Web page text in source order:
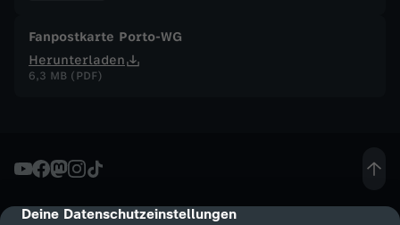
cmp-dialog-description
Deine Datenschutzeinstellungen
m
e
,
P
Fanpostkarte Porto-WG
Herunterladen
6,3 MB (PDF)